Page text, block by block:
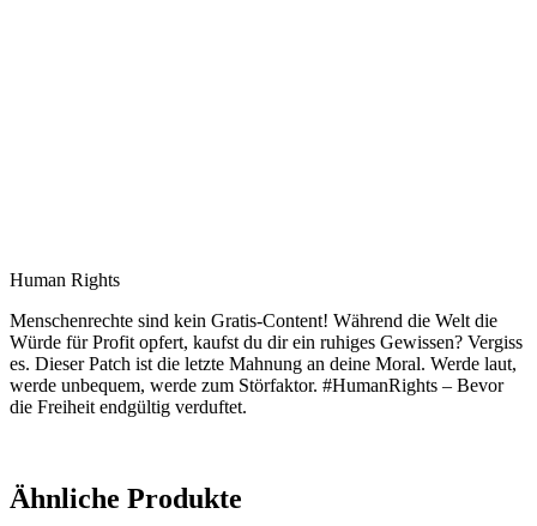
Human Rights
Menschenrechte sind kein Gratis-Content! Während die Welt die
Würde für Profit opfert, kaufst du dir ein ruhiges Gewissen? Vergiss
es. Dieser Patch ist die letzte Mahnung an deine Moral. Werde laut,
werde unbequem, werde zum Störfaktor. #HumanRights – Bevor
die Freiheit endgültig verduftet.
Ähnliche Produkte